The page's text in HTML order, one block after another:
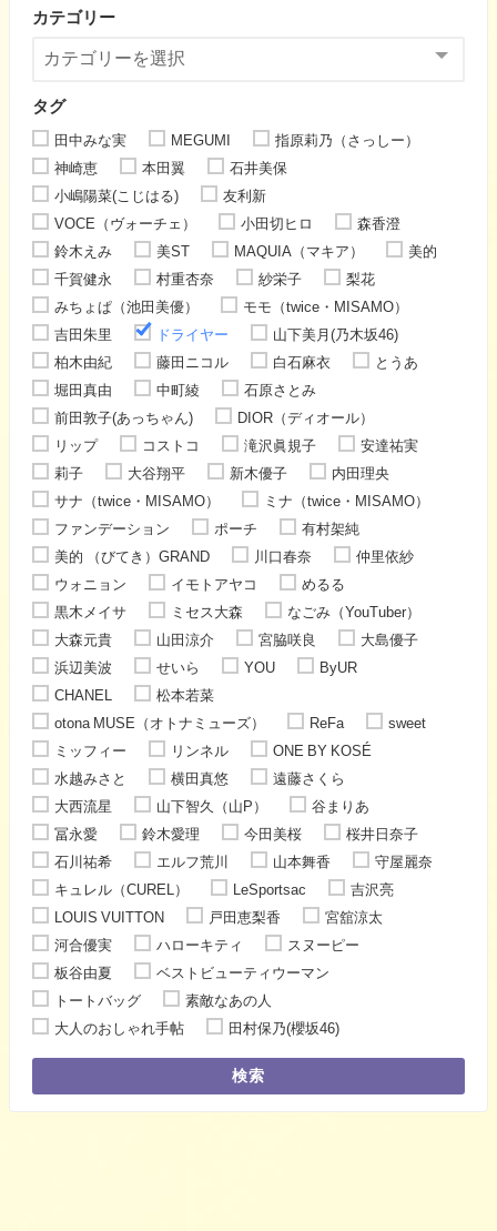
カテゴリー
タグ
田中みな実 MEGUMI
指原莉乃（さっしー）
神崎恵
本田翼
石井美保
小嶋陽菜(こじはる)
友利新
VOCE（ヴォーチェ）
小田切ヒロ
森香澄
鈴木えみ
美ST MAQUIA（マキア）
美的
千賀健永
村重杏奈 紗栄子
梨花
みちょぱ（池田美優）
モモ（twice・MISAMO）
吉田朱里
ドライヤー
山下美月(乃木坂46)
柏木由紀
藤田ニコル 白石麻衣
とうあ
堀田真由
中町綾
石原さとみ
前田敦子(あっちゃん)
DIOR（ディオール）
リップ
コストコ 滝沢眞規子
安達祐実
莉子
大谷翔平 新木優子
内田理央
サナ（twice・MISAMO）
ミナ（twice・MISAMO）
ファンデーション
ポーチ
有村架純
美的 （びてき）GRAND
川口春奈
仲里依紗
ウォニョン
イモトアヤコ
めるる
黒木メイサ
ミセス大森
なごみ（YouTuber）
大森元貴
山田涼介 宮脇咲良
大島優子
浜辺美波
せいら YOU
ByUR
CHANEL
松本若菜
otona MUSE（オトナミューズ）
ReFa
sweet
ミッフィー
リンネル
ONE BY KOSÉ
水越みさと
横田真悠
遠藤さくら
大西流星
山下智久（山P）
谷まりあ
冨永愛
鈴木愛理 今田美桜
桜井日奈子
石川祐希
エルフ荒川 山本舞香
守屋麗奈
キュレル（CUREL）
LeSportsac
吉沢亮
LOUIS VUITTON
戸田恵梨香
宮舘涼太
河合優実
ハローキティ
スヌーピー
板谷由夏
ベストビューティウーマン
トートバッグ
素敵なあの人
大人のおしゃれ手帖
田村保乃(櫻坂46)
検索